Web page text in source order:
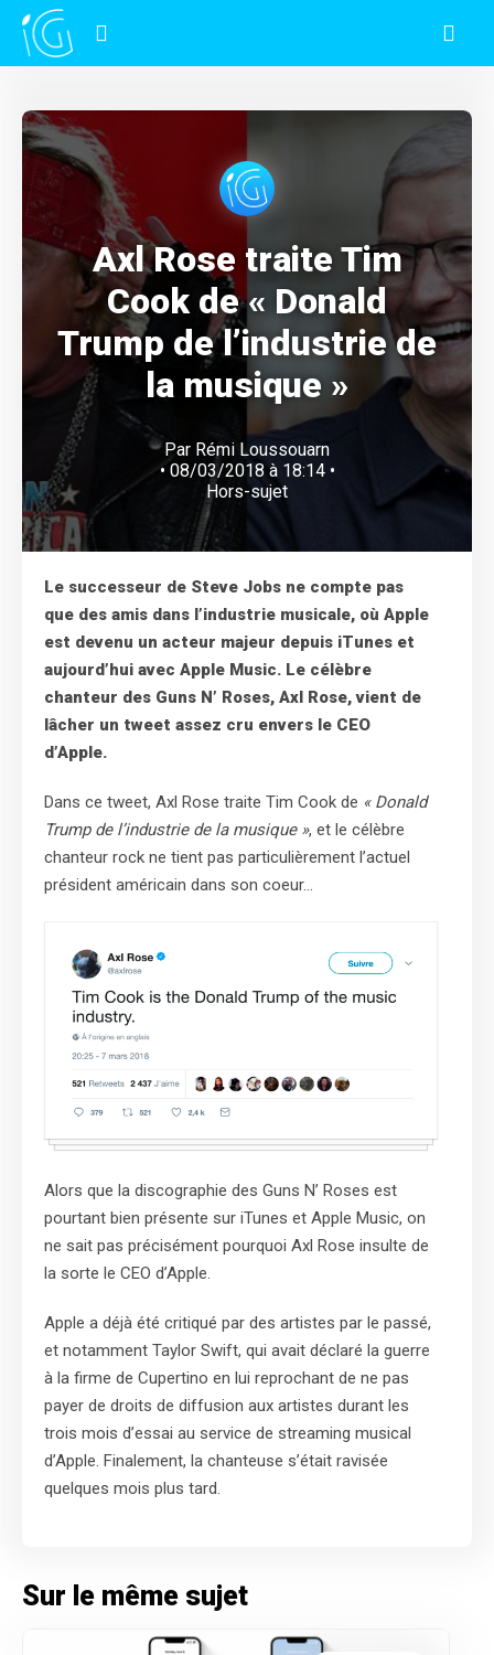
Axl Rose traite Tim
Cook de « Donald
Trump de l’industrie de
la musique »
Par Rémi Loussouarn
• 08/03/2018 à 18:14 •
Hors-sujet
Le successeur de Steve Jobs ne compte pas
que des amis dans l’industrie musicale, où Apple
est devenu un acteur majeur depuis iTunes et
aujourd’hui avec Apple Music. Le célèbre
chanteur des Guns N’ Roses, Axl Rose, vient de
lâcher un tweet assez cru envers le CEO
d’Apple.
Dans ce tweet, Axl Rose traite Tim Cook de « Donald
Trump de l’industrie de la musique », et le célèbre
chanteur rock ne tient pas particulièrement l’actuel
président américain dans son coeur…
Alors que la discographie des Guns N’ Roses est
pourtant bien présente sur iTunes et Apple Music, on
ne sait pas précisément pourquoi Axl Rose insulte de
la sorte le CEO d’Apple.
Apple a déjà été critiqué par des artistes par le passé,
et notamment Taylor Swift, qui avait déclaré la guerre
à la firme de Cupertino en lui reprochant de ne pas
payer de droits de diffusion aux artistes durant les
trois mois d’essai au service de streaming musical
d’Apple. Finalement, la chanteuse s’était ravisée
quelques mois plus tard.
Sur le même sujet